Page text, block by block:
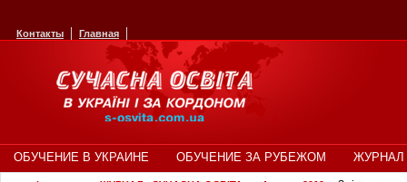
Контакты Главная
ОБУЧЕНИЕ В УКРАИНЕ ОБУЧЕНИЕ ЗА РУБЕЖОМ ЖУРНАЛ